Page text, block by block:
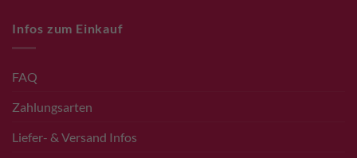
Infos zum Einkauf
FAQ
Zahlungsarten
Liefer- & Versand Infos